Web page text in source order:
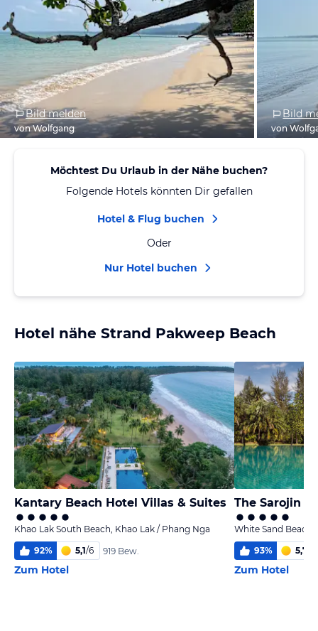
Bild melden
von Wolfgang
Bild
von
Möchtest Du Urlaub in der Nähe buchen?
Folgende Hotels könnten Dir gefallen
Hotel & Flug buchen
Oder
Nur Hotel buchen
Hotel nähe Strand Pakweep Beach
Kantary Beach Hotel Villas & Suites
Khao Lak South Beach, Khao Lak / Phang Nga
92% 5,1/6 919 Bew.
Zum Hotel
The Sarojin
White Sand
93% 5,7
Zum Hotel